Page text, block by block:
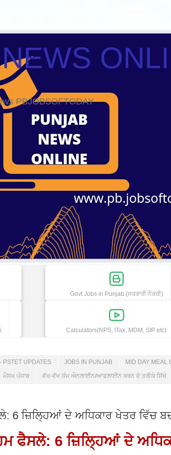
PBJOBSOFTODAY
Govt Jobs in Punjab (ਸਰਕਾਰੀ ਨੌਕਰੀ)
Calculators(NPS, ITax, MDM, SIP etc)
PSTET UPDATES JOBS IN PUNJAB MID DAY MEAL
ਮੌਸਮ ਪੰਜਾਬ ਵੱਖ-ਵੱਖ ਕੰਮ ਔਨਲਾਈਨ/ਆਫਲਾਈਨ ਕਰਨ ਦੇ ਤਰੀਕੇ ਸਿੱਖੋ
6 ਜ਼ਿਲ੍ਹਿਆਂ ਦੇ ਅਧਿਕਾਰ ਖੇਤਰ ਵਿੱਚ
ਫੈਸਲੇ: 6 ਜ਼ਿਲ੍ਹਿਆਂ ਦੇ